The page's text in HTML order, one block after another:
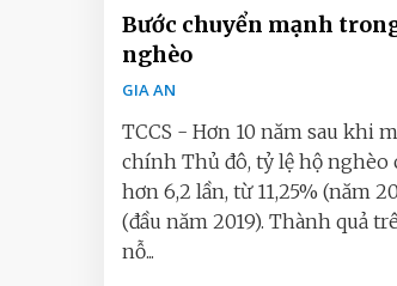
Bước chuyển mạnh
nghèo
GIA AN
TCCS - Hơn 10 năm sau khi
chính Thủ đô, tỷ lệ hộ nghèo
hơn 6,2 lần, từ 11,25% (năm
(đầu năm 2019). Thành quả
nỗ...